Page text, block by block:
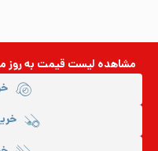
مشاهده لیست قیمت به روز